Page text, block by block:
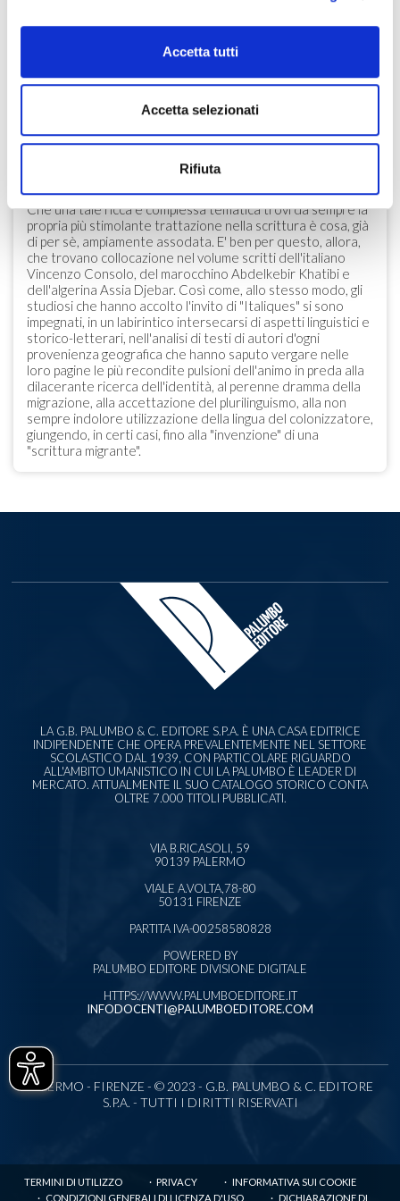
Accetta tutti
Accetta selezionati
Rifiuta
Il rapporto dialettico tra il Mediterraneo e l'Europa,
ineludibilmente intessuto di multiculturalità, ha da sempre
alla realizzazione di quel che resta forse l'unico obiettivo
Ben si comprende, allora, come abbiano potuto
spunti di riflessione armonizzati da un progetto culturale
che fa della non sempre semplice dialettica delle migrazioni
altrettali occasioni di "passaggi" a volte inattesi e di
"ospitalità" spesso, ma non sempre, generose.
Che una tale ricca e complessa tematica trovi da sempre la
propria più stimolante trattazione nella scrittura è cosa, già
di per sè, ampiamente assodata. E' ben per questo, allora,
che trovano collocazione nel volume scritti dell'italiano
Vincenzo Consolo, del marocchino Abdelkebir Khatibi e
dell'algerina Assia Djebar. Così come, allo stesso modo, gli
studiosi che hanno accolto l'invito di "Italiques" si sono
impegnati, in un labirintico intersecarsi di aspetti linguistici e
storico-letterari, nell'analisi di testi di autori d'ogni
provenienza geografica che hanno saputo vergare nelle
loro pagine le più recondite pulsioni dell'animo in preda alla
dilacerante ricerca dell'identità, al perenne dramma della
migrazione, alla accettazione del plurilinguismo, alla non
sempre indolore utilizzazione della lingua del colonizzatore,
giungendo, in certi casi, fino alla "invenzione" di una
"scrittura migrante".
LA G.B. PALUMBO & C. EDITORE S.P.A. È UNA CASA EDITRICE
INDIPENDENTE CHE OPERA PREVALENTEMENTE NEL SETTORE
SCOLASTICO DAL 1939, CON PARTICOLARE RIGUARDO
ALL'AMBITO UMANISTICO IN CUI LA PALUMBO È LEADER DI
MERCATO. ATTUALMENTE IL SUO CATALOGO STORICO CONTA
OLTRE 7.000 TITOLI PUBBLICATI.
VIA B.RICASOLI, 59
90139 PALERMO
VIALE A.VOLTA,78-80
50131 FIRENZE
PARTITA IVA-00258580828
POWERED BY
PALUMBO EDITORE DIVISIONE DIGITALE
HTTPS://WWW.PALUMBOEDITORE.IT
INFODOCENTI@PALUMBOEDITORE.COM
PALERMO - FIRENZE - © 2023 - G.B. PALUMBO & C. EDITORE
S.P.A. - TUTTI I DIRITTI RISERVATI
TERMINI DI UTILIZZO PRIVACY
INFORMATIVA SUI COOKIE
CONDIZIONI GENERALI DI LICENZA D'USO
DICHIARAZIONE DI